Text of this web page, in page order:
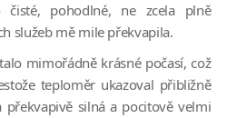
pohodlné, ne zcela plně
služeb mě mile překvapila.
mimořádně krásné počasí, což
teploměr ukazoval přibližně
překvapivě silná a pocitově velmi